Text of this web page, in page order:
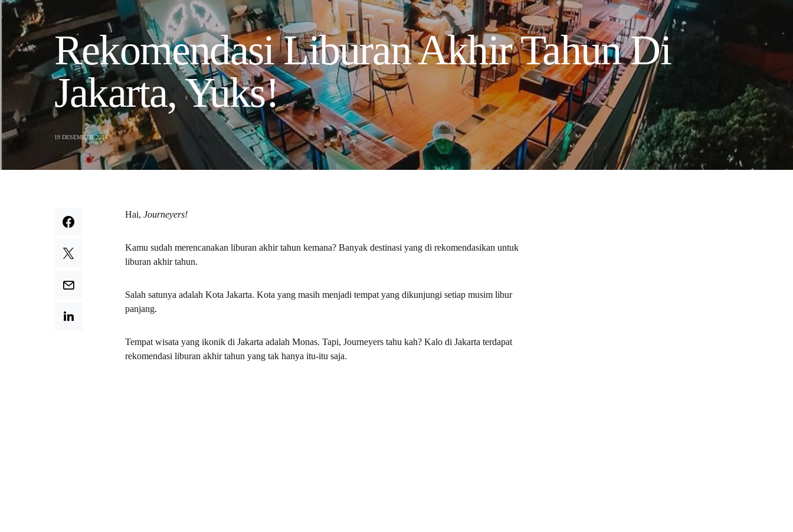
Rekomendasi Liburan Akhir Tahun Di
Jakarta, Yuks!
19 DESEMBER 2024
Hai, Journeyers!
Kamu sudah merencanakan liburan akhir tahun kemana? Banyak destinasi yang di rekomendasikan untuk
liburan akhir tahun.
Salah satunya adalah Kota Jakarta. Kota yang masih menjadi tempat yang dikunjungi setiap musim libur
panjang.
Tempat wisata yang ikonik di Jakarta adalah Monas. Tapi, Journeyers tahu kah? Kalo di Jakarta terdapat
rekomendasi liburan akhir tahun yang tak hanya itu-itu saja.